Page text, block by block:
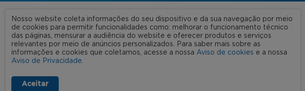
FGV 2023 © Todos os direitos
reservados
Termos de uso
A FGV
Nossas Unidades
Nosso website coleta informações do seu dispositivo e da sua navegação por meio
de cookies para permitir funcionalidades como: melhorar o funcionamento técnico
das páginas, mensurar a audiência do website e oferecer produtos e serviços
relevantes por meio de anúncios personalizados. Para saber mais sobre as
informações e cookies que coletamos, acesse a nossa Aviso de cookies e a nossa
Aviso de Privacidade.
Aceitar